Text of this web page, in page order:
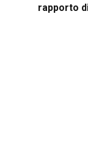
rapporto